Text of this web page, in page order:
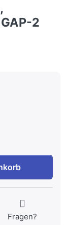
2
Fragen?